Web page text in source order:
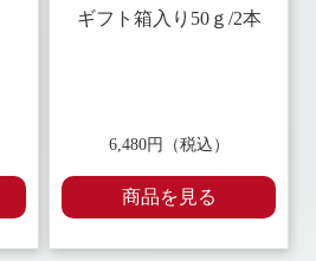
ギフト箱入り 50ｇ/2本
6,480円（税込）
商品を見る